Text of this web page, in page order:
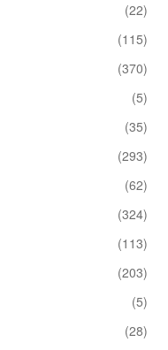
(22)
(115)
(370)
(5)
(35)
(293)
(62)
(324)
(113)
(203)
(5)
(28)